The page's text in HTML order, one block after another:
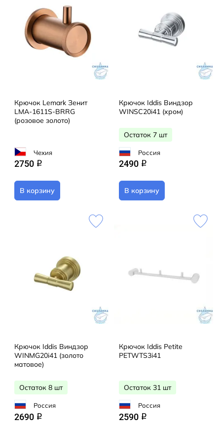
Крючок Lemark Зенит
LMA-1611S-BRRG
(розовое золото)
Чехия
2750 q
В корзину
Крючок Iddis Виндзор
WINSC20i41 (хром)
Остаток 7 шт
Россия
2490 q
В корзину
Крючок Iddis Виндзор
WINMG20i41 (золото
матовое)
Остаток 8 шт
Россия
2690 q
Крючок Iddis Petite
PETWTS3i41
Остаток 31 шт
Россия
2590 q